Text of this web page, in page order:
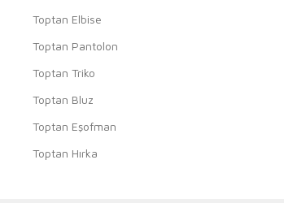
Toptan Elbise
Toptan Pantolon
Toptan Triko
Toptan Bluz
Toptan Eşofman
Toptan Hırka